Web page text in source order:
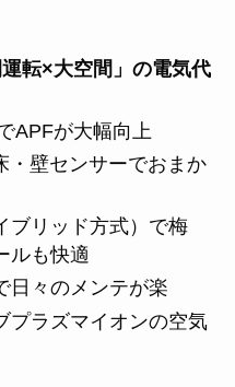
転×大空間」の電気代
APFが大幅向上
・壁センサーでおまか
ブリッド方式）で梅
ルも快適
日々のメンテが楽
プラズマイオンの空気